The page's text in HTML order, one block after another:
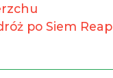
po Siem Reap